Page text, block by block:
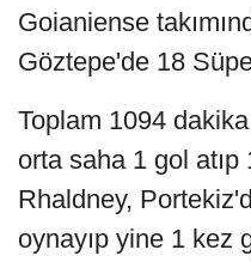
Goianiense
Göztepe'de 18
Toplam 1094
orta saha 1 gol atıp
Rhaldney,
oynayıp yine 1 kez